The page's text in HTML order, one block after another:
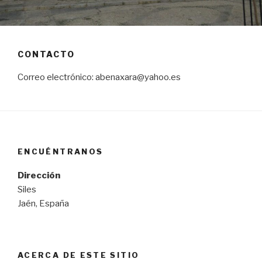
CONTACTO
Correo electrónico: abenaxara@yahoo.es
ENCUÉNTRANOS
Dirección
Siles
Jaén, España
ACERCA DE ESTE SITIO